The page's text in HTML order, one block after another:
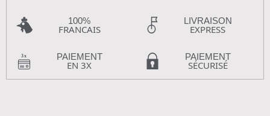
100%
FRANCAIS
LIVRAISON
EXPRESS
PAIEMENT
EN 3X
PAIEMENT
SÉCURISÉ